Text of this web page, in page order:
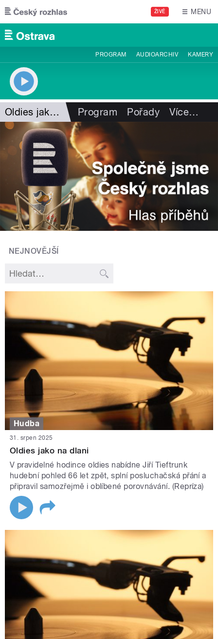
Přejít k hlavnímu obsahu
ŽIVĚ MENU
PROGRAM AUDIOARCHIV KAMERY
Oldies jako na dlani Program Pořady Více…
NEJNOVĚJŠÍ
Hudba
31. srpen 2025
Oldies jako na dlani
V pravidelné hodince oldies nabídne Jiří Tieftrunk
hudební pohled 66 let zpět, splní posluchačská přání a
připravil samozřejmě i oblíbené porovnávání. (Repríza)